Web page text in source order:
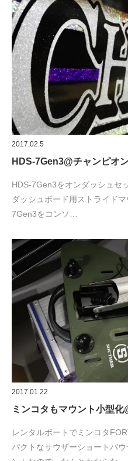
2017.02.5
HDS-7Gen3@チャンピオ
HDS-7Gen3をオンダッシュセ
ダッシュボード用ストライド
7Gen3をコンソ…
2017.01.22
ミンコタもマウント小型
レンタルボートでミンコタ
パクトなサウザーショートバ